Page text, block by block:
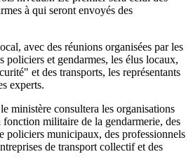
à qui seront envoyés des
avec des réunions organisées par les
policiers et gendarmes, les élus locaux,
et des transports, les représentants
experts.
ministère consultera les organisations
militaire de la gendarmerie, des
policiers municipaux, des professionnels
de transport collectif et des